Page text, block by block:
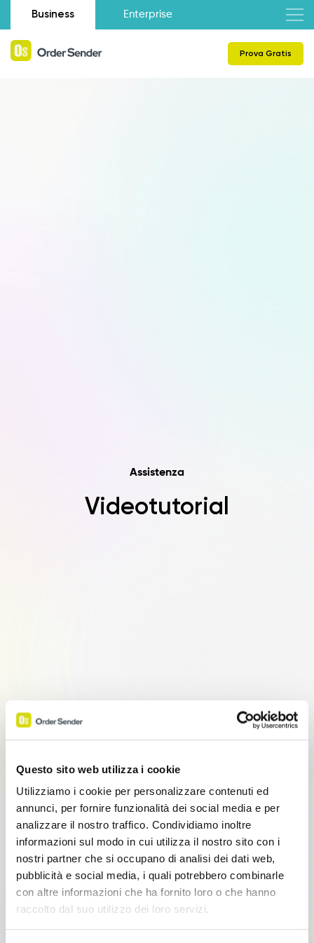
Questo sito web utilizza i cookie
Utilizziamo i cookie per personalizzare contenuti ed
annunci, per fornire funzionalità dei social media e per
analizzare il nostro traffico. Condividiamo inoltre
informazioni sul modo in cui utilizza il nostro sito con i
nostri partner che si occupano di analisi dei dati web,
pubblicità e social media, i quali potrebbero combinarle
con altre informazioni che ha fornito loro o che hanno
raccolto dal suo utilizzo dei loro servizi.
Business Enterprise
Prova Gratis
Assistenza
Videotutorial